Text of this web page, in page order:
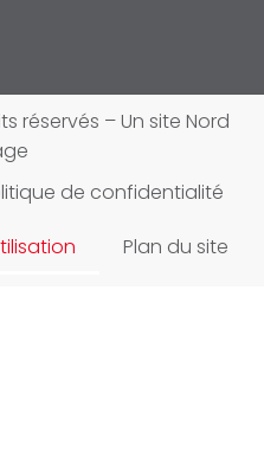
réservés – Un site Nord
de confidentialité
Plan du site